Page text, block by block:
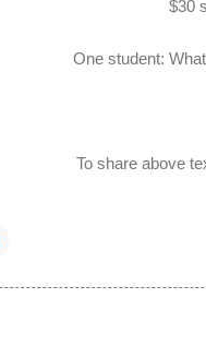
$30
One student:
To share above